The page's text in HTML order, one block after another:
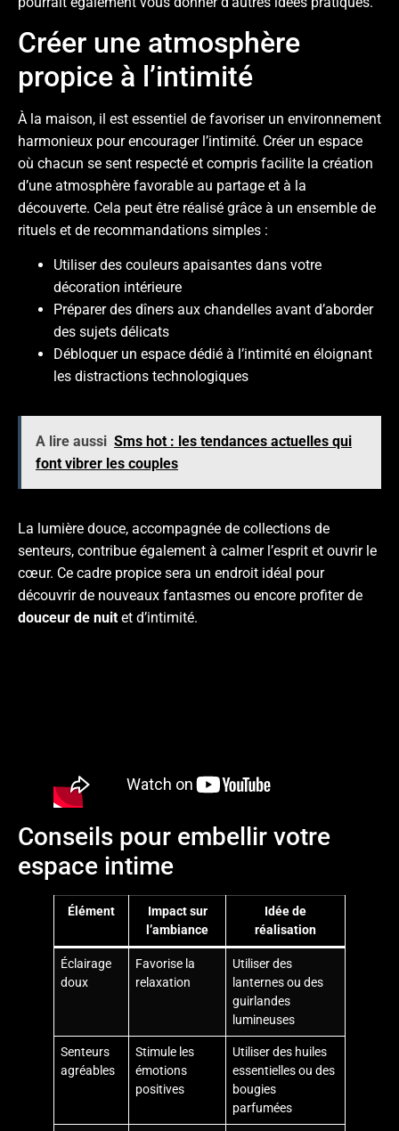
Créer une atmosphère
propice à l’intimité
À la maison, il est essentiel de favoriser un environnement
harmonieux pour encourager l’intimité. Créer un espace
où chacun se sent respecté et compris facilite la création
d’une atmosphère favorable au partage et à la
découverte. Cela peut être réalisé grâce à un ensemble de
rituels et de recommandations simples :
Utiliser des couleurs apaisantes dans votre
décoration intérieure
Préparer des dîners aux chandelles avant d’aborder
des sujets délicats
Débloquer un espace dédié à l’intimité en éloignant
les distractions technologiques
A lire aussi Sms hot : les tendances actuelles qui
font vibrer les couples
La lumière douce, accompagnée de collections de
senteurs, contribue également à calmer l’esprit et ouvrir le
cœur. Ce cadre propice sera un endroit idéal pour
découvrir de nouveaux fantasmes ou encore profiter de
douceur de nuit et d’intimité.
Conseils pour embellir votre
espace intime
Élément
Impact sur
l’ambiance
Idée de
réalisation
Éclairage
doux
Favorise la
relaxation
Utiliser des
lanternes ou des
guirlandes
lumineuses
Senteurs
agréables
Stimule les
émotions
positives
Utiliser des huiles
essentielles ou des
bougies
parfumées